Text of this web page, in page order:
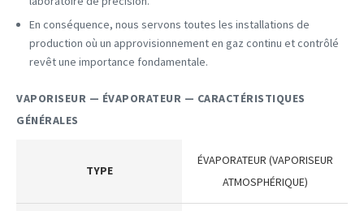
En conséquence, nous servons toutes les installations de
production où un approvisionnement en gaz continu et contrôlé
revêt une importance fondamentale.
VAPORISEUR — ÉVAPORATEUR — CARACTÉRISTIQUES
GÉNÉRALES
TYPE
ÉVAPORATEUR (VAPORISEUR
ATMOSPHÉRIQUE)